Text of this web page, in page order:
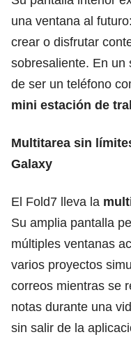
una ventana al
crear o disfrutar
sobresaliente. En un
de ser un teléfono
mini estación de
Multitarea sin
Galaxy
El Fold7 lleva la
Su amplia pantalla
múltiples ventanas
varios proyectos
correos mientras se
notas durante una
sin salir de la